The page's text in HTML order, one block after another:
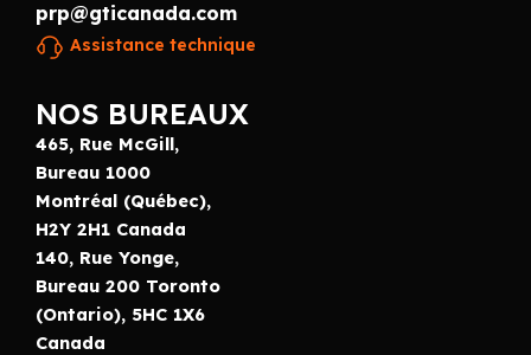
prp@gticanada.com
Assistance technique
NOS BUREAUX
465, Rue McGill,
Bureau 1000
Montréal (Québec),
H2Y 2H1 Canada
140, Rue Yonge,
Bureau 200 Toronto
(Ontario), 5HC 1X6
Canada